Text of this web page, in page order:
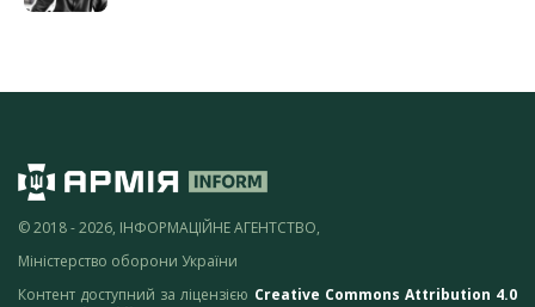
© 2018 - 2026, ІНФОРМАЦІЙНЕ АГЕНТСТВО,
Міністерство оборони України
Контент доступний за ліцензією Creative Commons Attribution 4.0